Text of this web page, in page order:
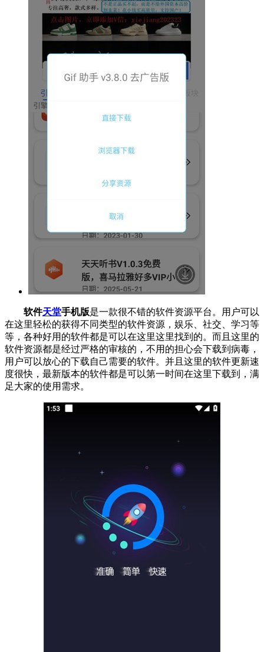
软件天堂手机版是一款很不错的软件资源平台。用户可以
在这里轻松的获得不同类型的软件资源，娱乐、社交、学习等
等，各种好用的软件都是可以在这里这里找到的。而且这里的
软件资源都是经过严格的审核的，不用的担心会下载到病毒，
用户可以放心的下载自己需要的软件。并且这里的软件更新速
度很快，最新版本的软件都是可以第一时间在这里下载到，满
足大家的使用需求。